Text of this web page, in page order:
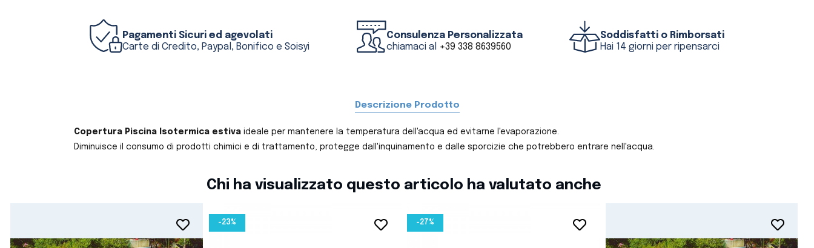
Pagamenti Sicuri ed agevolati
Carte di Credito, Paypal, Bonifico e Soisyi
Consulenza Personalizzata
chiamaci al +39 338 8639560
Soddisfatti o Rimborsati
Hai 14 giorni per ripensarci
Descrizione Prodotto
Copertura Piscina Isotermica estiva ideale per mantenere la temperatura dell'acqua ed evitarne l'evaporazione.
Diminuisce il consumo di prodotti chimici e di trattamento, protegge dall'inquinamento e dalle sporcizie che potrebbero entrare nell'acqua.
Chi ha visualizzato questo articolo ha valutato anche
favorite_border favorite_border
-23% favorite_border
-27% favorite_border